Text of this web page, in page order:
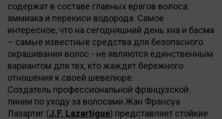
содержат в составе главных врагов волоса:
аммиака и перекиси водорода. Самое
интересное, что на сегодняшний день хна и басма
– самые известные средства для безопасного
окрашивания волос - не являются единственным
вариантом для тех, кто жаждет бережного
отношения к своей шевелюре.
Создатель профессиональной французской
линии по уходу за волосами Жан Франсуа
Лазартиг (J.F. Lazartigue) представляет стойкие